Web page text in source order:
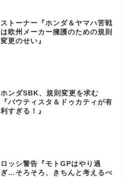
ストーナー『ホンダ＆ヤマハ苦戦
は欧州メーカー擁護のための規則
変更のせい』
ホンダSBK、規則変更を求む
『バウティスタ＆ドゥカティが有
利すぎる！』
ロッシ警告『モトGPはやり過
ぎ…そろそろ、きちんと考えるべ